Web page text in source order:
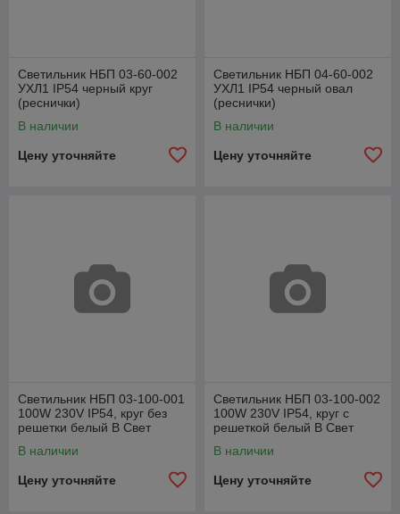
Светильник НБП 03-60-002
УХЛ1 IP54 черный круг
(реснички)
В наличии
Цену уточняйте
Светильник НБП 04-60-002
УХЛ1 IP54 черный овал
(реснички)
В наличии
Цену уточняйте
Светильник НБП 03-100-001
100W 230V IP54, круг без
решетки белый В Свет
В наличии
Цену уточняйте
Светильник НБП 03-100-002
100W 230V IP54, круг c
решеткой белый В Свет
В наличии
Цену уточняйте